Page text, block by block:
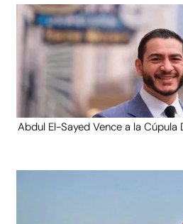
Abdul El-Sayed Vence a la